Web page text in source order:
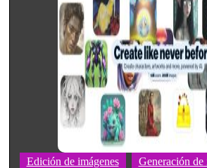
Edición de imágenes Generación de